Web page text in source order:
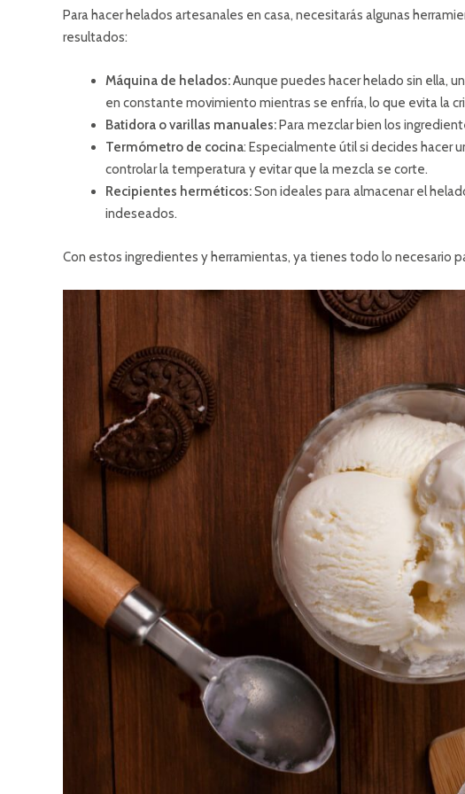
Para hacer helados artesanales en casa, necesitarás algunas
resultados:
Máquina de helados:Aunque puedes hacer helado sin ella,
en constante movimiento mientras se enfría, lo que evita la
Batidora o varillas manuales:Para mezclar bien los
Termómetro de cocina: Especialmente útil si decides hacer
controlar la temperatura y evitar que la mezcla se corte.
Recipientes herméticos:Son ideales para almacenar el
indeseados.
Con estos ingredientes y herramientas, ya tienes todo lo necesario